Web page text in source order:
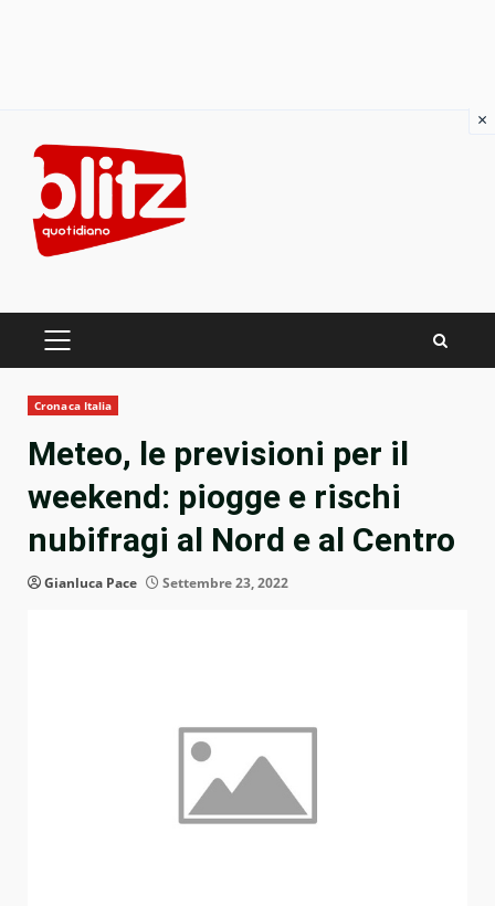
content
PRIMARY
Cronaca Italia
Meteo, le previsioni per il
weekend: piogge e rischi
nubifragi al Nord e al Centro
Gianluca Pace Settembre 23, 2022
×